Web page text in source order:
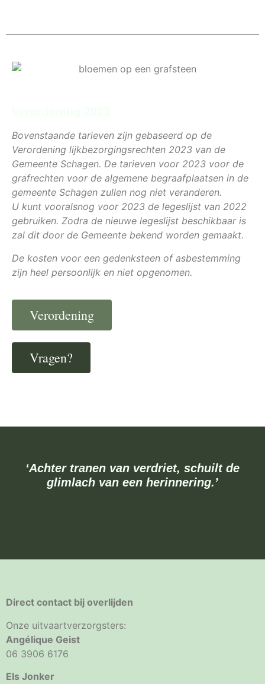
Bovenstaande tarieven zijn gebaseerd op de
Verordening lijkbezorgingsrechten 2023 van de
Gemeente Schagen. De tarieven voor 2023 voor de
grafrechten voor de algemene begraafplaatsen in de
gemeente Schagen zullen nog niet veranderen.
U kunt vooralsnog voor 2023 de legeslijst van 2022
gebruiken. Zodra de nieuwe legeslijst beschikbaar is
zal dit door de Gemeente bekend worden gemaakt.
De kosten voor een gedenksteen of asbestemming
zijn heel persoonlijk en niet opgenomen.
Verordening
Vragen?
‘Achter tranen van verdriet, schuilt de
glimlach van een herinnering.’
Direct contact bij overlijden
Onze uitvaartverzorgsters:
Angélique Geist
06 3906 6176
Els Jonker